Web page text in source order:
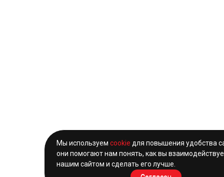
Мы используемcookie для повышения удобства
они помогают нам понять, как вы
нашим сайтом и сделать его лучше.